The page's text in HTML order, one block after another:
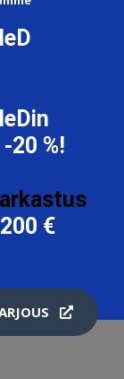
20 %!
€